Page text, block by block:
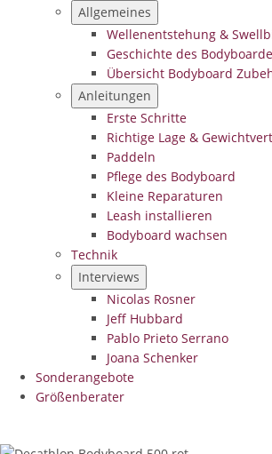
Allgemeines
Wellenentstehung &
Geschichte des
Übersicht Bodyboard
Anleitungen
Erste Schritte
Richtige Lage &
Paddeln
Pflege des Bodyboard
Kleine Reparaturen
Leash installieren
Bodyboard wachsen
Technik
Interviews
Nicolas Rosner
Jeff Hubbard
Pablo Prieto Serrano
Joana Schenker
Sonderangebote
Größenberater